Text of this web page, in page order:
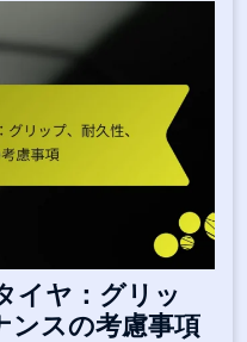
イヤ：グリッ
ンスの考慮事項